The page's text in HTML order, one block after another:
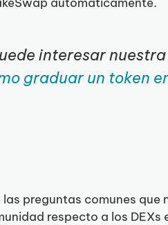
automáticamente.
interesar nuestra
graduar un token
preguntas comunes que
respecto a los DEXs